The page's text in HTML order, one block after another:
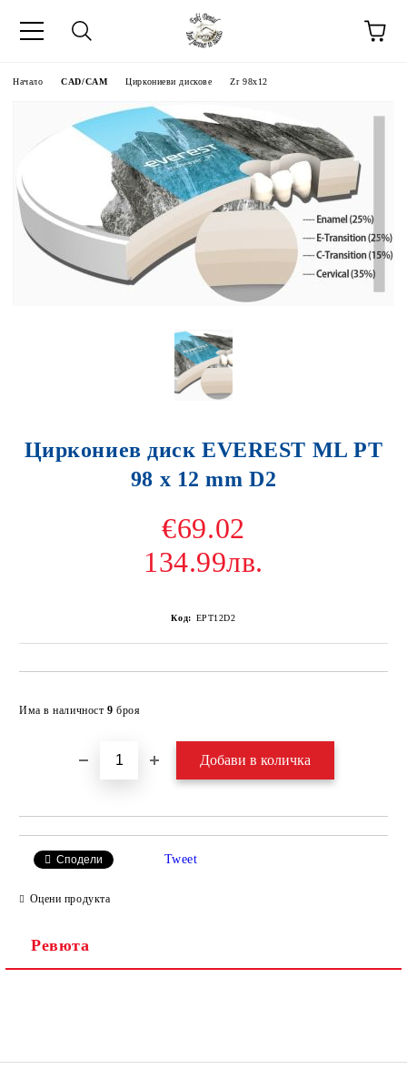
Начало CAD/CAM Циркониеви дискове Zr 98x12
Циркониев диск EVEREST ML PT
98 x 12 mm D2
€69.02
134.99лв.
Код: EPT12D2
Има в наличност 9 броя
Сподели Tweet
Оцени продукта
Ревюта